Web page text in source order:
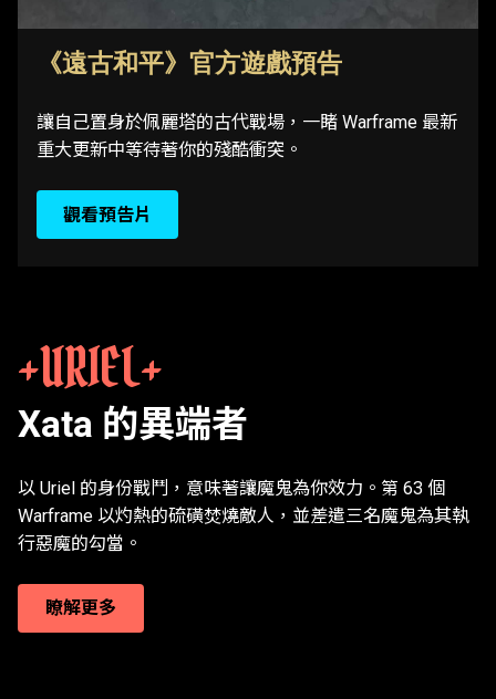
《遠古和平》官方遊戲預告
讓自己置身於佩麗塔的古代戰場，一睹 Warframe 最新
重大更新中等待著你的殘酷衝突。
觀看預告片
URIEL
Xata 的異端者
以 Uriel 的身份戰鬥，意味著讓魔鬼為你效力。第 63 個
Warframe 以灼熱的硫磺焚燒敵人，並差遣三名魔鬼為其執
行惡魔的勾當。
瞭解更多